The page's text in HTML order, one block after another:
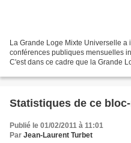
La Grande Loge Mixte Universelle a
conférences publiques mensuelles
C'est dans ce cadre que la Grande
Statistiques de ce
Publié le 01/02/2011 à 11:01
Par Jean-Laurent Turbet